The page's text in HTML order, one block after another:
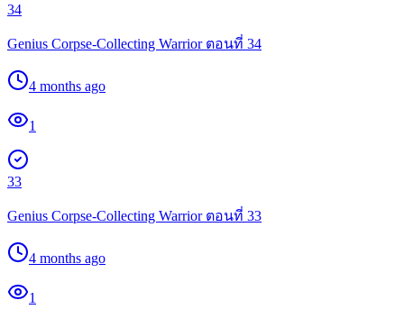
34
Genius Corpse-Collecting Warrior ตอนที่ 34
4 months ago
1
33
Genius Corpse-Collecting Warrior ตอนที่ 33
4 months ago
1